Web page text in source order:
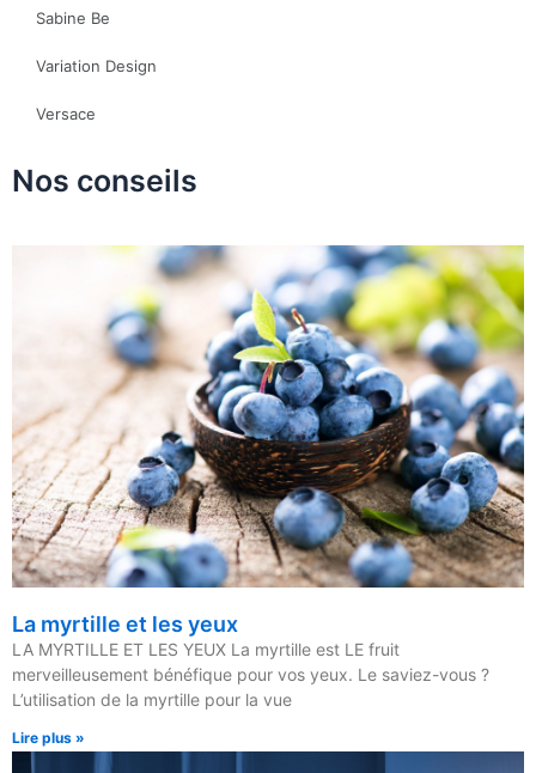
Sabine Be
Variation Design
Versace
Nos conseils
La myrtille et les yeux
LA MYRTILLE ET LES YEUX La myrtille est LE fruit
merveilleusement bénéfique pour vos yeux. Le saviez-vous ?
L’utilisation de la myrtille pour la vue
Lire plus »